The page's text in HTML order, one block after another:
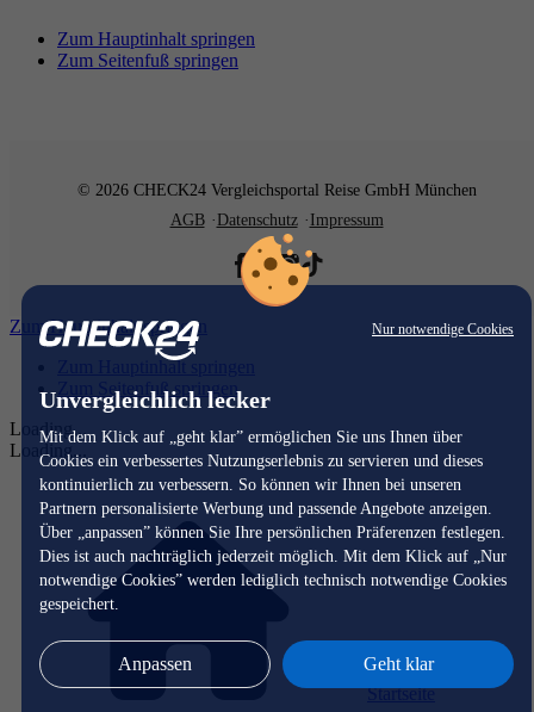
Nur notwendige Cookies
Unvergleichlich lecker
Mit dem Klick auf „geht klar” ermöglichen Sie uns Ihnen über
Cookies ein verbessertes Nutzungserlebnis zu servieren und dieses
kontinuierlich zu verbessern. So können wir Ihnen bei unseren
Partnern personalisierte Werbung und passende Angebote anzeigen.
Über „anpassen” können Sie Ihre persönlichen Präferenzen festlegen.
Dies ist auch nachträglich jederzeit möglich. Mit dem Klick auf „Nur
notwendige Cookies” werden lediglich technisch notwendige Cookies
gespeichert.
Anpassen Geht klar
Zum Hauptinhalt springen
Zum Seitenfuß springen
© 2026 CHECK24 Vergleichsportal Reise GmbH München
AGB
Datenschutz Impressum
Zum Hauptinhalt springen
Zum Hauptinhalt springen
Zum Seitenfuß springen
Loading...
Loading...
Startseite